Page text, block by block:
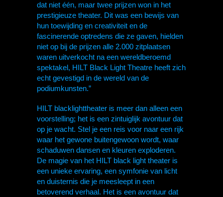
dat niet één, maar twee prijzen won in het
prestigieuze theater. Dit was een bewijs van
hun toewijding en creativiteit en de
fascinerende optredens die ze gaven, hielden
niet op bij de prijzen alle 2.000 zitplaatsen
waren uitverkocht na een wereldberoemd
spektakel, HILT Black Light Theatre heeft zich
echt gevestigd in de wereld van de
podiumkunsten.”
HILT blacklighttheater is meer dan alleen een
voorstelling; het is een zintuiglijk avontuur dat
op je wacht. Stel je een reis voor naar een rijk
waar het gewone buitengewoon wordt, waar
schaduwen dansen en kleuren exploderen.
De magie van het HILT black light theater is
een unieke ervaring, een symfonie van licht
en duisternis die je meesleept in een
betoverend verhaal. Het is een avontuur dat